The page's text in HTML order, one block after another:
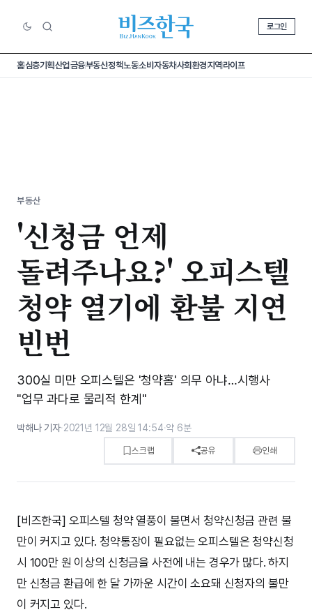
로그인
홈심층기획산업금융부동산정책노동소비 자동차사회환경지역라이프
부동산
'신청금 언제
돌려주나요?' 오피스텔
청약 열기에 환불 지연
빈번
300실 미만 오피스텔은 '청약홈' 의무 아냐…시행사
"업무 과다로 물리적 한계"
박해나 기자·2021년 12월 28일 14:54·약 6분
스크랩 공유 인쇄
[비즈한국] 오피스텔 청약 열풍이 불면서 청약신청금 관련 불
만이 커지고 있다. 청약통장이 필요없는 오피스텔은 청약신청
시 100만 원 이상의 신청금을 사전에 내는 경우가 많다. 하지
만 신청금 환급에 한 달 가까운 시간이 소요돼 신청자의 불만
이 커지고 있다.